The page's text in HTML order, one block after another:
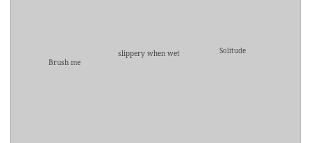
Brush me
slippery when wet Solitude